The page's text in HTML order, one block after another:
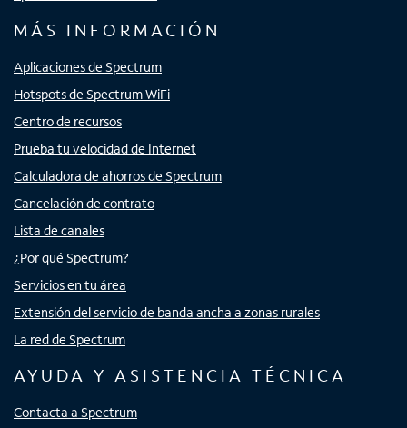
MÁS INFORMACIÓN
Aplicaciones de Spectrum
Hotspots de Spectrum WiFi
Centro de recursos
Prueba tu velocidad de Internet
Calculadora de ahorros de Spectrum
Cancelación de contrato
Lista de canales
¿Por qué Spectrum?
Servicios en tu área
Extensión del servicio de banda ancha a zonas rurales
La red de Spectrum
AYUDA Y ASISTENCIA TÉCNICA
Contacta a Spectrum